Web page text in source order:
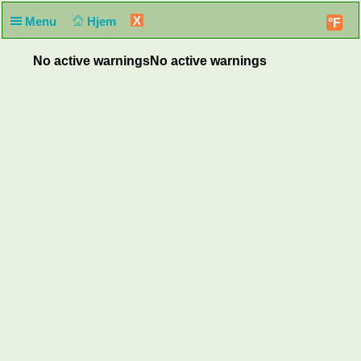
Menu Hjem X °F
No active warningsNo active warnings